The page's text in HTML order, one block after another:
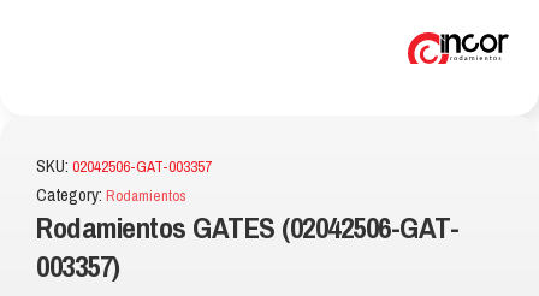
SKU: 02042506-GAT-003357
Category: Rodamientos
Rodamientos GATES (02042506-GAT-
003357)